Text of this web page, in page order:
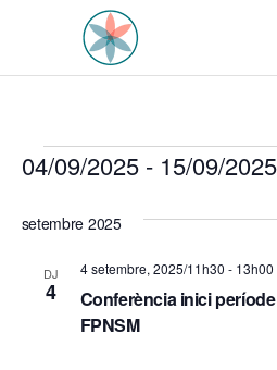
04/09/2025 - 15/09/2025
una
setembre 2025
DJ
4
Conferència inici
FPNSM
4 setembre, 2025/11h30 - 13h00